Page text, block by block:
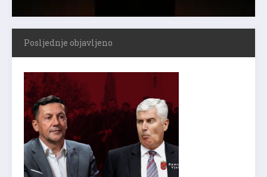
Posljednje objavljeno